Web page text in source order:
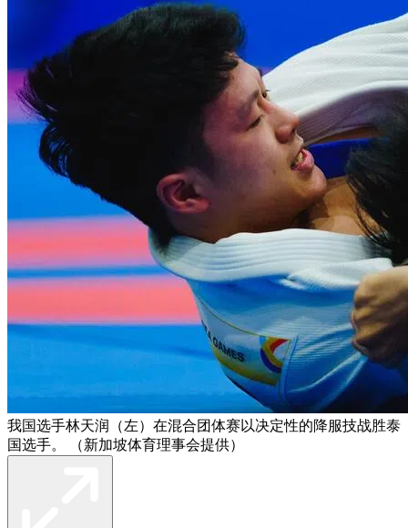
我国选手林天润（左）在混合团体赛以决定性的降服技战胜泰
国选手。 （新加坡体育理事会提供）